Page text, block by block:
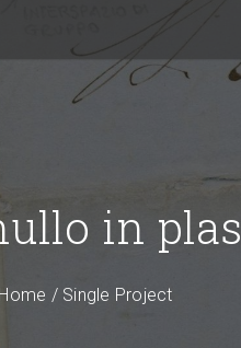
in
Home / Single Project